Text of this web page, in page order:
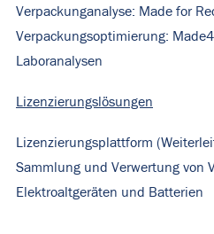
Verpackunganalyse: Made for
Verpackungsoptimierung:
Laboranalysen
Lizenzierungslösungen
Lizenzierungsplattform (
Sammlung und Verwertung von
Elektroaltgeräten und Batterien